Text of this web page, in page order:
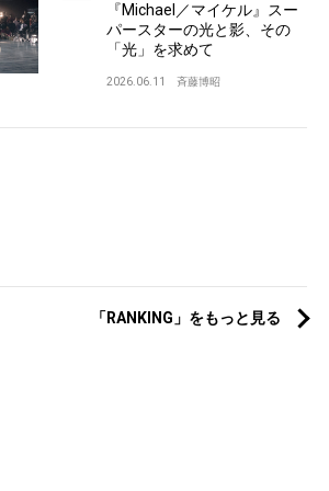
『Michael／マイケル』スー
パースターの光と影、その
「光」を求めて
2026.06.11 斉藤博昭
「RANKING」をもっと見る